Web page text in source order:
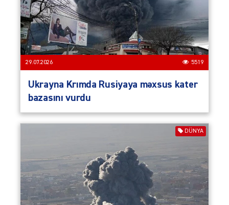
29.07.2026 5519
Ukrayna Krımda Rusiyaya məxsus kater
bazasını vurdu
DÜNYA